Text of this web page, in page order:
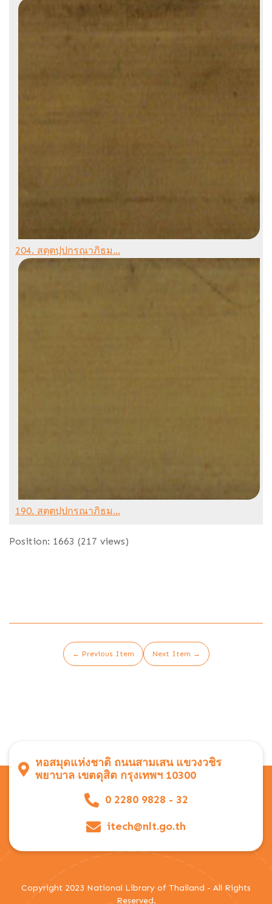
204. สตฺตปฺปกรณาภิธม...
190. สตฺตปฺปกรณาภิธม...
Position: 1663 (217 views)
← Previous Item Next Item →
หอสมุดแห่งชาติ ถนนสามเสน แขวงวชิร
พยาบาล เขตดุสิต กรุงเทพฯ 10300
0 2280 9828 - 32
itech@nlt.go.th
Copyright 2023 National Library of Thailand - All Rights
Reserved.